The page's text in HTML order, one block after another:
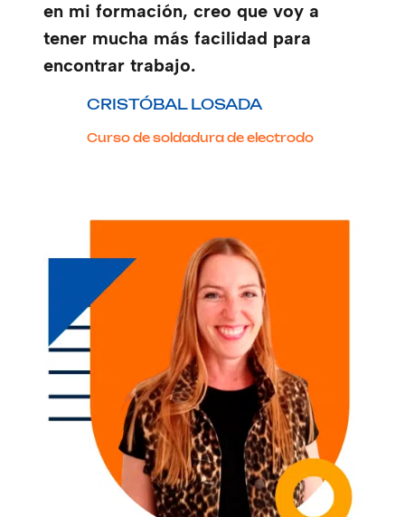
en mi formación, creo que voy a
tener mucha más facilidad para
encontrar trabajo.
CRISTÓBAL LOSADA
Curso de soldadura de electrodo